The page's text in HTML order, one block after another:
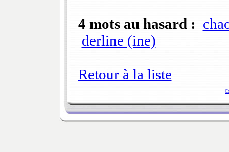
4 mots au hasard :
derline (ine)
Retour à la liste